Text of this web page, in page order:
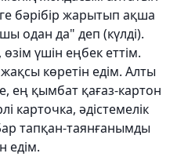
бәрібір жарытып ақша
одан да" деп (күлді).
үшін еңбек еттім.
көретін едім. Алты
ең қымбат қағаз-картон
карточка, әдістемелік
тапқан-таянғанымды
едім.